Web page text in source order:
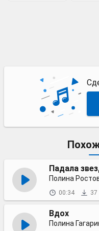
Падала
Полина
00:34 37
Вдох
Полина